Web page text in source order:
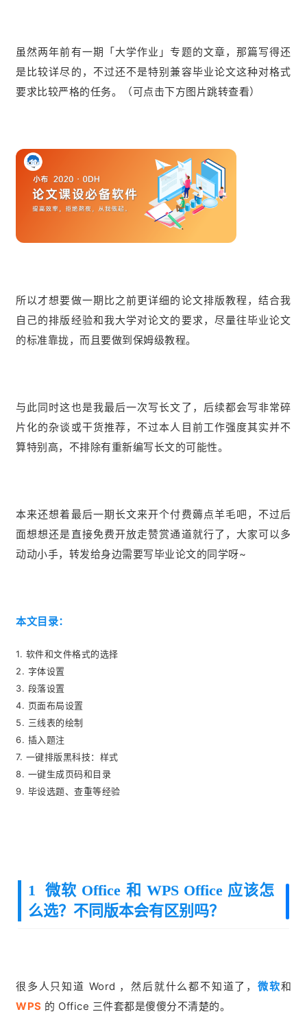
虽然两年前有一期「大学作业」专题的文章，那篇写得还
是比较详尽的，不过还不是特别兼容毕业论文这种对格式
要求比较严格的任务。（可点击下方图片跳转查看）
所以才想要做一期比之前更详细的论文排版教程，结合我
自己的排版经验和我大学对论文的要求，尽量往毕业论文
的标准靠拢，而且要做到保姆级教程。
与此同时这也是我最后一次写长文了，后续都会写非常碎
片化的杂谈或干货推荐，不过本人目前工作强度其实并不
算特别高，不排除有重新编写长文的可能性。
本来还想着最后一期长文来开个付费薅点羊毛吧，不过后
面想想还是直接免费开放走赞赏通道就行了，大家可以多
动动小手，转发给身边需要写毕业论文的同学呀~
本文目录：
1. 软件和文件格式的选择
2. 字体设置
3. 段落设置
4. 页面布局设置
5. 三线表的绘制
6. 插入题注
7. 一键排版黑科技：样式
8. 一键生成页码和目录
9. 毕设选题、查重等经验
1 微软 Office 和 WPS Office 应该怎
么选？不同版本会有区别吗？
很多人只知道 Word ，然后就什么都不知道了， 微软和
WPS 的 Office 三件套都是傻傻分不清楚的。